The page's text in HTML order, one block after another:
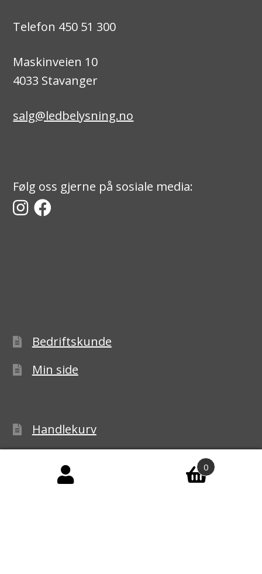
Telefon 450 51 300
Maskinveien 10
4033 Stavanger
salg@ledbelysning.no
Følg oss gjerne på sosiale media:
Bedriftskunde
Min side
Handlekurv
Handelsbetingelser
0